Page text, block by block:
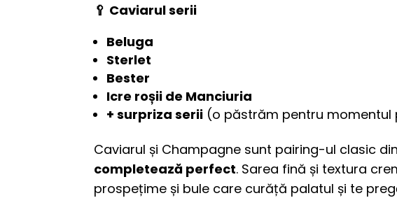
🥄 Caviarul serii
Beluga
Sterlet
Bester
Icre roșii de Manciuria
+ surpriza serii (o păstrăm pentru momentul
Caviarul și Champagne sunt pairing-ul clasic
completează perfect. Sarea fină și textura
prospețime și bule care curăță palatul și te